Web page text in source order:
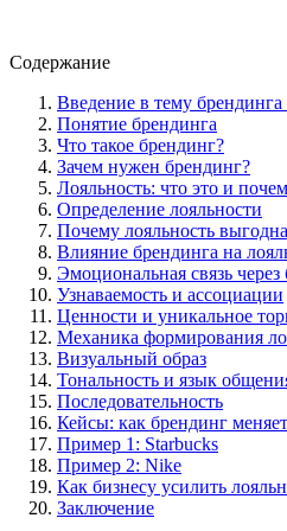
Содержание
Введение в тему брендинга
Понятие брендинга
Что такое брендинг?
Зачем нужен брендинг?
Лояльность: что это и
Определение лояльности
Почему лояльность
Влияние брендинга на
Эмоциональная связь через
Узнаваемость и ассоциации
Ценности и уникальное
Механика формирования
Визуальный образ
Тональность и язык
Последовательность
Кейсы: как брендинг
Пример 1: Starbucks
Пример 2: Nike
Как бизнесу усилить
Заключение